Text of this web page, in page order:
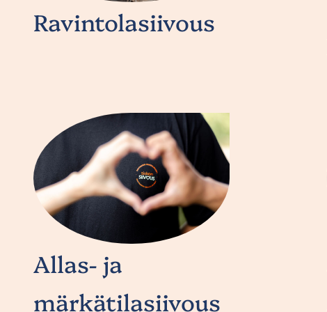
Ravintolasiivous
Allas- ja
märkätilasiivous